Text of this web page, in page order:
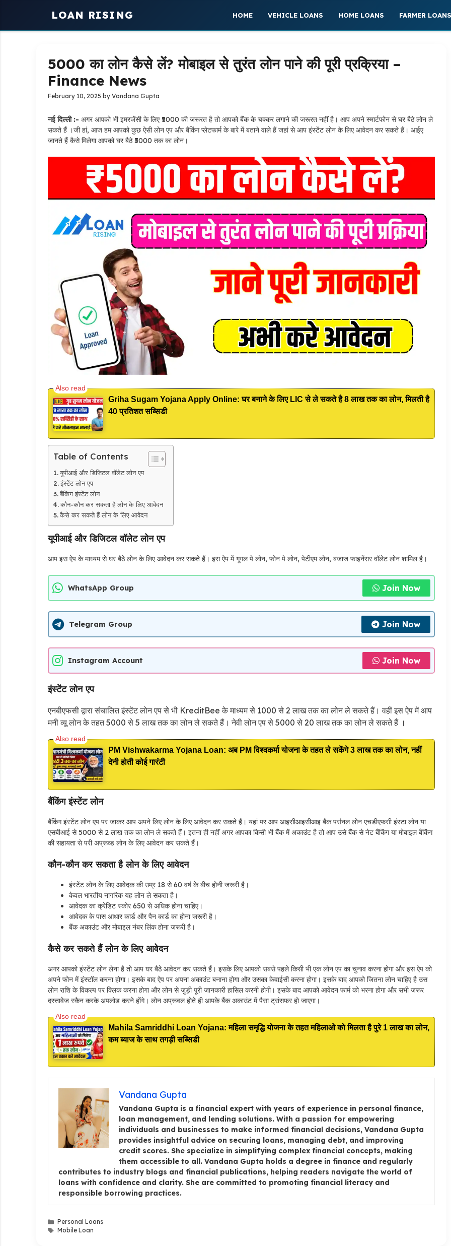
LOAN RISING HOME VEHICLE LOANS HOME LOANS FARMER LOANS
₹5000 का लोन कैसे लें? मोबाइल से तुरंत लोन पाने की पूरी प्रक्रिया –
Finance News
February 10, 2025 by Vandana Gupta
नई दिल्ली :- अगर आपको भी इमरजेंसी के लिए ₹5000 की जरूरत है तो आपको बैंक के चक्कर लगाने की जरूरत नहीं है। आप अपने स्मार्टफोन से घर बैठे लोन ले
सकते हैं ।जी हां, आज हम आपको कुछ ऐसी लोन एप और बैंकिंग प्लेटफार्म के बारे में बताने वाले हैं जहां से आप इंस्टेंट लोन के लिए आवेदन कर सकते हैं। आईए
जानते हैं कैसे मिलेगा आपको घर बैठे ₹5000 तक का लोन।
Griha Sugam Yojana Apply Online: घर बनाने के लिए LIC से ले सकते है 8 लाख तक का लोन, मिलती है
40 प्रतिशत सब्सिडी
Table of Contents
यूपीआई और डिजिटल वॉलेट लोन एप
इंस्टेंट लोन एप
बैंकिंग इंस्टेंट लोन
कौन-कौन कर सकता है लोन के लिए आवेदन
कैसे कर सकते हैं लोन के लिए आवेदन
यूपीआई और डिजिटल वॉलेट लोन एप
आप इस ऐप के माध्यम से घर बैठे लोन के लिए आवेदन कर सकते हैं। इस ऐप में गूगल पे लोन, फोन पे लोन, पेटीएम लोन, बजाज फाइनेंसर वॉलेट लोन शामिल है।
WhatsApp Group Join Now
Telegram Group Join Now
Instagram Account Join Now
इंस्टेंट लोन एप
एनबीएफसी द्वारा संचालित इंस्टेंट लोन एप से भी KreditBee के माध्यम से 1000 से 2 लाख तक का लोन ले सकते हैं। वहीं इस ऐप में आप
मनी व्यू लोन के तहत 5000 से 5 लाख तक का लोन ले सकते हैं। नेवी लोन एप से 5000 से 20 लाख तक का लोन ले सकते हैं ।
PM Vishwakarma Yojana Loan: अब PM विश्वकर्मा योजना के तहत ले सकेंगे 3 लाख तक का लोन, नहीं
देनी होती कोई गारंटी
बैंकिंग इंस्टेंट लोन
बैंकिंग इंस्टेंट लोन एप पर जाकर आप अपने लिए लोन के लिए आवेदन कर सकते हैं। यहां पर आप आइसीआइसीआइ बैंक पर्सनल लोन एचडीएफसी इंस्टा लोन या
एसबीआई से 5000 से 2 लाख तक का लोन ले सकते हैं। इतना ही नहीं अगर आपका किसी भी बैंक में अकाउंट है तो आप उसे बैंक से नेट बैंकिंग या मोबाइल बैंकिंग
की सहायता से परी अप्रूव्ड लोन के लिए आवेदन कर सकते हैं।
कौन-कौन कर सकता है लोन के लिए आवेदन
इंस्टेंट लोन के लिए आवेदक की उम्र 18 से 60 वर्ष के बीच होनी जरूरी है।
केवल भारतीय नागरिक यह लोन ले सकता है।
आवेदक का क्रेडिट स्कोर 650 से अधिक होना चाहिए।
आवेदक के पास आधार कार्ड और पैन कार्ड का होना जरूरी है।
बैंक अकाउंट और मोबाइल नंबर लिंक होना जरूरी है।
कैसे कर सकते हैं लोन के लिए आवेदन
अगर आपको इंस्टेंट लोन लेना है तो आप घर बैठे आवेदन कर सकते हैं। इसके लिए आपको सबसे पहले किसी भी एक लोन एप का चुनाव करना होगा और इस ऐप को
अपने फोन में इंस्टॉल करना होगा। इसके बाद ऐप पर अपना अकाउंट बनाना होगा और उसका केवाईसी करना होगा। इसके बाद आपको जितना लोन चाहिए है उस
लोन राशि के विकल्प पर क्लिक करना होगा और लोन से जुड़ी पूरी जानकारी हासिल करनी होगी। इसके बाद आपको आवेदन फार्म को भरना होगा और सभी जरूर
दस्तावेज स्कैन करके अपलोड करने होंगे। लोन अप्रूवल होते ही आपके बैंक अकाउंट में पैसा ट्रांसफर हो जाएगा।
Mahila Samriddhi Loan Yojana: महिला समृद्धि योजना के तहत महिलाओ को मिलता है पुरे 1 लाख का लोन,
कम ब्याज के साथ तगड़ी सब्सिडी
Vandana Gupta
Vandana Gupta is a financial expert with years of experience in personal finance,
loan management, and lending solutions. With a passion for empowering
individuals and businesses to make informed financial decisions, Vandana Gupta
provides insightful advice on securing loans, managing debt, and improving
credit scores. She specialize in simplifying complex financial concepts, making
them accessible to all. Vandana Gupta holds a degree in finance and regularly
contributes to industry blogs and financial publications, helping readers navigate the world of
loans with confidence and clarity. She are committed to promoting financial literacy and
responsible borrowing practices.
Categories
Personal Loans
Tags
Mobile Loan